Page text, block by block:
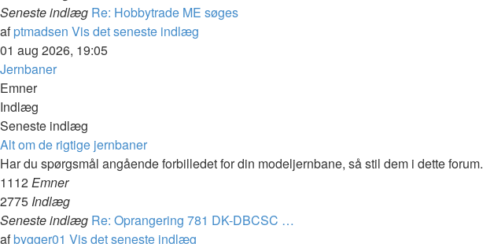
Seneste indlæg Re: Hobbytrade ME søges
afptmadsen Vis det seneste indlæg
01 aug 2026, 19:05
Jernbaner
Emner
Indlæg
Seneste indlæg
Alt om de rigtige jernbaner
Har du spørgsmål angående forbilledet for din modeljernbane, så stil dem i dette forum.
1112Emner
2775 Indlæg
Seneste indlæg Re: Oprangering 781 DK-DBCSC …
afbygger01 Vis det seneste indlæg